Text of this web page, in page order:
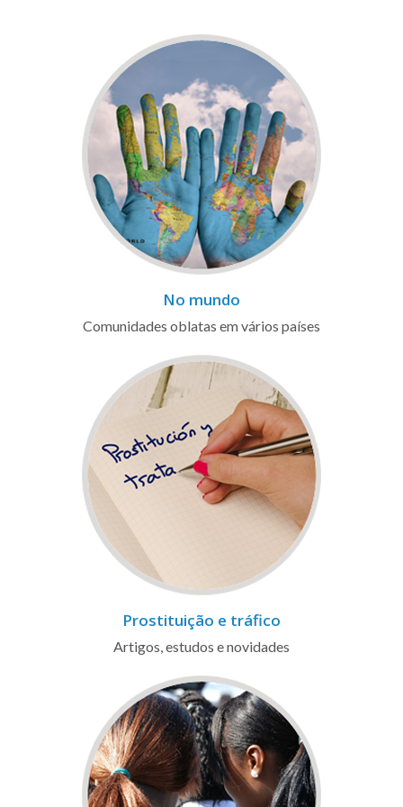
No mundo
Comunidades oblatas em vários países
Prostituição e tráfico
Artigos, estudos e novidades